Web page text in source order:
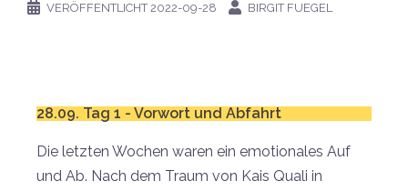
VERÖFFENTLICHT2022-09-28 BIRGIT FUEGEL
28.09. Tag 1 - Vorwort und Abfahrt
Die letzten Wochen waren ein emotionales Auf
und Ab. Nach dem Traum von Kais Quali in